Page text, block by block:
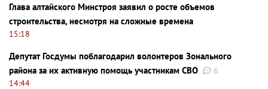
Глава алтайского Минстроя заявил о росте объемов
строительства, несмотря на сложные времена
15:18
Депутат Госдумы поблагодарил волонтеров Зонального
района за их активную помощь участникам СВО
6
14:44